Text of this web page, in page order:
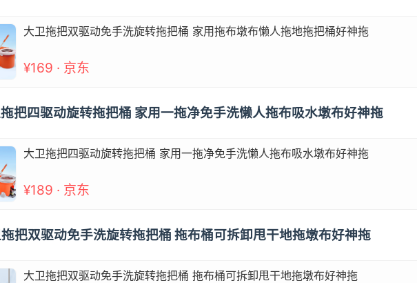
大卫拖把双驱动免手洗旋转拖把桶 家用拖布墩布懒人拖地拖把桶好神拖
¥169 · 京东
把四驱动旋转拖把桶 家用一拖净免手洗懒人拖布吸水墩布好神拖
大卫拖把四驱动旋转拖把桶 家用一拖净免手洗懒人拖布吸水墩布好神拖
¥189 · 京东
把双驱动免手洗旋转拖把桶 拖布桶可拆卸甩干地拖墩布好神拖
大卫拖把双驱动免手洗旋转拖把桶 拖布桶可拆卸甩干地拖墩布好神拖